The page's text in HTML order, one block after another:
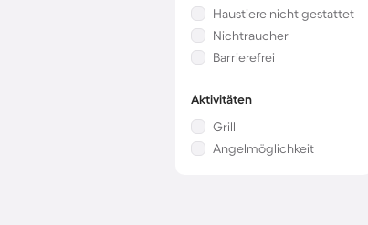
Haustiere nicht gestattet
Nichtraucher
Barrierefrei
Aktivitäten
Grill
Angelmöglichkeit